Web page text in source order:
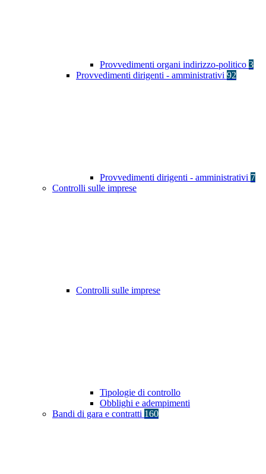
Provvedimenti organi indirizzo-politico 3
Provvedimenti dirigenti - amministrativi 92
Provvedimenti dirigenti - amministrativi 7
Controlli sulle imprese
Controlli sulle imprese
Tipologie di controllo
Obblighi e adempimenti
Bandi di gara e contratti 160